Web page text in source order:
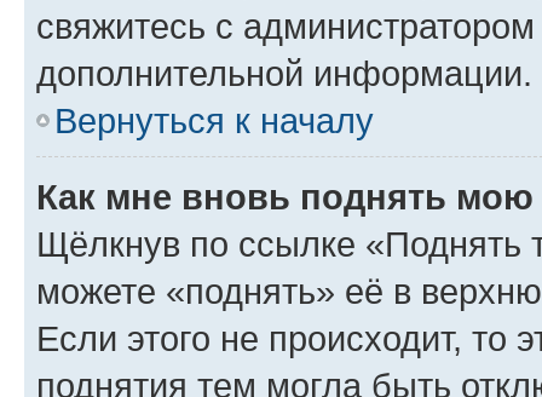
свяжитесь с
дополнительной информации.
Вернуться к началу
Как мне вновь поднять мою
Щёлкнув по ссылке «Поднять
можете «поднять» её в
Если этого не происходит, то
поднятия тем могла быть